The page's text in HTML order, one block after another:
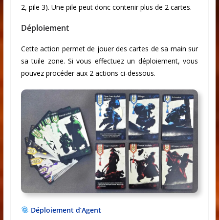
2, pile 3). Une pile peut donc contenir plus de 2 cartes.
Déploiement
Cette action permet de jouer des cartes de sa main sur
sa tuile zone. Si vous effectuez un déploiement, vous
pouvez procéder aux 2 actions ci-dessous.
Déploiement d’Agent